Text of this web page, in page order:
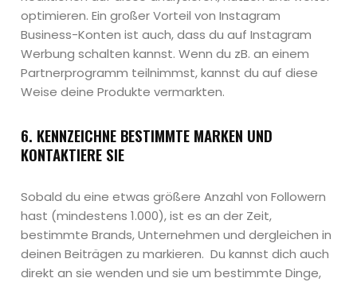
optimieren. Ein großer Vorteil von Instagram
Business-Konten ist auch, dass du auf Instagram
Werbung schalten kannst. Wenn du zB. an einem
Partnerprogramm teilnimmst, kannst du auf diese
Weise deine Produkte vermarkten.
6. KENNZEICHNE BESTIMMTE MARKEN UND
KONTAKTIERE SIE
Sobald du eine etwas größere Anzahl von Followern
hast (mindestens 1.000), ist es an der Zeit,
bestimmte Brands, Unternehmen und dergleichen in
deinen Beiträgen zu markieren. Du kannst dich auch
direkt an sie wenden und sie um bestimmte Dinge,